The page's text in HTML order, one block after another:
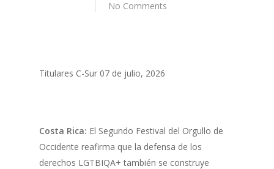
No Comments
Titulares C-Sur 07 de julio, 2026
Costa Rica: El Segundo Festival del Orgullo de
Occidente reafirma que la defensa de los
derechos LGTBIQA+ también se construye